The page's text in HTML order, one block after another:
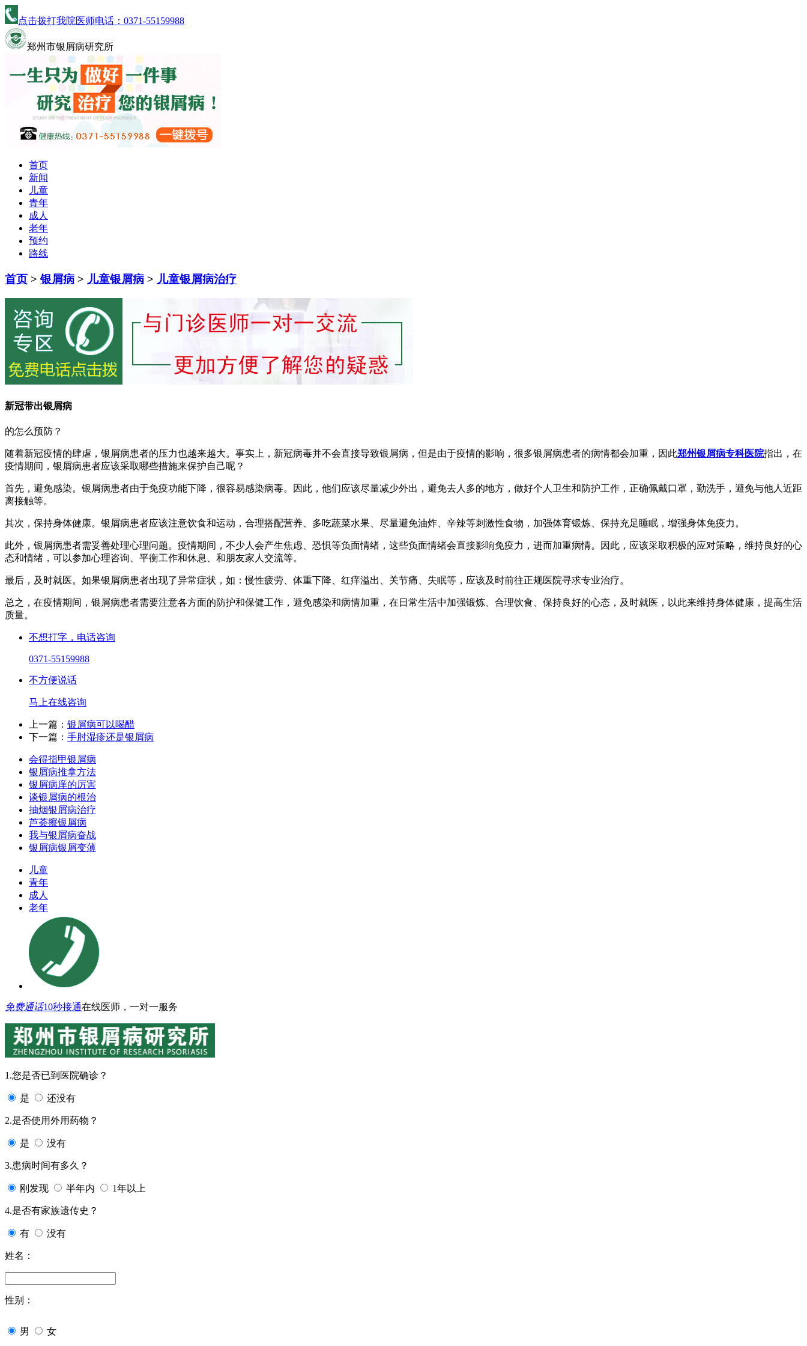
点击拨打我院医师电话： 0371-55159988
郑州市银屑病研究所
首页
新闻
儿童
青年
成人
老年
预约
路线
首页 >银屑病 > 儿童银屑病 > 儿童银屑病治疗
新冠带出银屑病
的怎么预防？
随着新冠疫情的肆虐，银屑病患者的压力也越来越大。事实上，新冠病毒并不会直接导致银屑病，但是由于疫情的影响，很多银屑病患者的病情都会加重，因此郑州银屑病专科医院指出，在
疫情期间，银屑病患者应该采取哪些措施来保护自己呢？
首先，避免感染。银屑病患者由于免疫功能下降，很容易感染病毒。因此，他们应该尽量减少外出，避免去人多的地方，做好个人卫生和防护工作，正确佩戴口罩，勤洗手，避免与他人近距
离接触等。
其次，保持身体健康。银屑病患者应该注意饮食和运动，合理搭配营养、多吃蔬菜水果、尽量避免油炸、辛辣等刺激性食物，加强体育锻炼、保持充足睡眠，增强身体免疫力。
此外，银屑病患者需妥善处理心理问题。疫情期间，不少人会产生焦虑、恐惧等负面情绪，这些负面情绪会直接影响免疫力，进而加重病情。因此，应该采取积极的应对策略，维持良好的心
态和情绪，可以参加心理咨询、平衡工作和休息、和朋友家人交流等。
最后，及时就医。如果银屑病患者出现了异常症状，如：慢性疲劳、体重下降、红痒溢出、关节痛、失眠等，应该及时前往正规医院寻求专业治疗。
总之，在疫情期间，银屑病患者需要注意各方面的防护和保健工作，避免感染和病情加重，在日常生活中加强锻炼、合理饮食、保持良好的心态，及时就医，以此来维持身体健康，提高生活
质量。
不想打字，电话咨询
0371-55159988
不方便说话
马上在线咨询
上一篇： 银屑病可以喝醋
下一篇： 手肘湿疹还是银屑病
会得指甲银屑病
银屑病推拿方法
银屑病庠的厉害
谈银屑病的根治
抽烟银屑病治疗
芦荟擦银屑病
我与银屑病奋战
银屑病银屑变薄
儿童
青年
成人
老年
免费通话10秒接通在线医师，一对一服务
1.您是否已到医院确诊？
是 还没有
2.是否使用外用药物？
是 没有
3.患病时间有多久？
刚发现 半年内 1年以上
4.是否有家族遗传史？
有 没有
姓名：
性别：
男 女